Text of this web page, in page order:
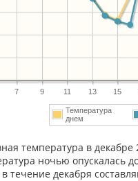
7 9 11 13 15
Температура
днем
температура в декабре
ночью опускалась
течение декабря